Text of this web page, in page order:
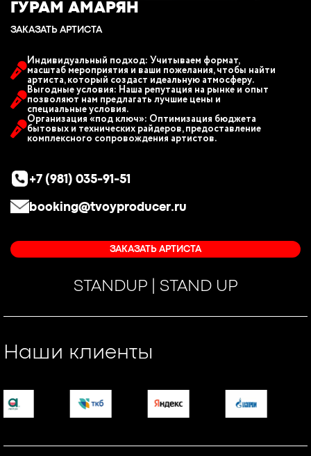
ГУРАМ АМАРЯН
ЗАКАЗАТЬ АРТИСТА
Индивидуальный подход: Учитываем формат,
масштаб мероприятия и ваши пожелания, чтобы найти
артиста, который создаст идеальную атмосферу.
Выгодные условия: Наша репутация на рынке и опыт
позволяют нам предлагать лучшие цены и
специальные условия.
Организация «под ключ»: Оптимизация бюджета
бытовых и технических райдеров, предоставление
комплексного сопровождения артистов.
+7 (981) 035-91-51
booking@tvoyproducer.ru
ЗАКАЗАТЬ АРТИСТА
STANDUP | STAND UP
Наши клиенты